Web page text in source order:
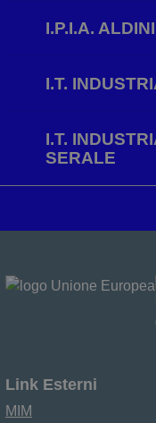
I.P.I.A.
I.T.
I.T.
SERALE
Link Esterni
MIM